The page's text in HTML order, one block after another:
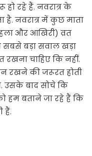
हो रहे हैं. नवरात्र के
है. नवरात्र में कुछ माता
और आखिरी) व्रत
सबसे बड़ा सवाल खड़ा
रखना चाहिए कि नहीं.
रखने की जरूरत होती
उसके बाद सोचे कि
हम बताने जा रहे हैं कि
हैं.